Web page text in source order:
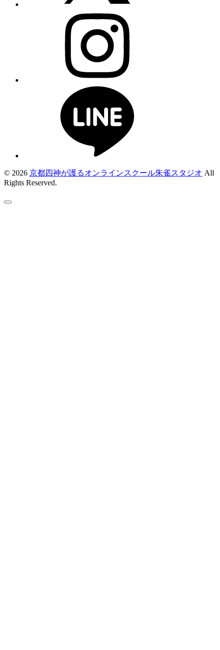
© 2026 京都四神が護るオンラインスクール朱雀スタジオ All
Rights Reserved.